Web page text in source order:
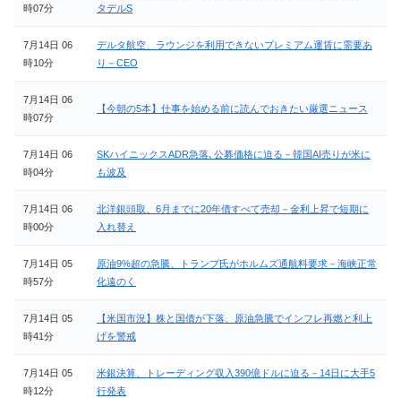
時07分
タデルS
7月14日 06
時10分
デルタ航空、ラウンジを利用できないプレミアム運賃に需要あ
り－CEO
7月14日 06
時07分
【今朝の5本】仕事を始める前に読んでおきたい厳選ニュース
7月14日 06
時04分
SKハイニックスADR急落､公募価格に迫る－韓国AI売りが米に
も波及
7月14日 06
時00分
北洋銀頭取、6月までに20年債すべて売却－金利上昇で短期に
入れ替え
7月14日 05
時57分
原油9%超の急騰、トランプ氏がホルムズ通航料要求－海峡正常
化遠のく
7月14日 05
時41分
【米国市況】株と国債が下落、原油急騰でインフレ再燃と利上
げを警戒
7月14日 05
時12分
米銀決算、トレーディング収入390億ドルに迫る－14日に大手5
行発表